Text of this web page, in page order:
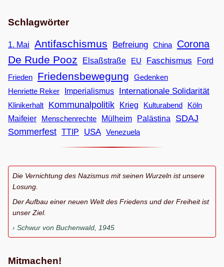
Schlagwörter
1. Mai Antifaschismus Befreiung China Corona
De Rude Pooz Elsaßstraße EU Faschismus
Ford
Frieden
Friedensbewegung
Gedenken
Henriette Reker
Imperialismus Internationale Solidarität
Klinikerhalt Kommunalpolitik Krieg Kulturabend
Köln
Maifeier
Menschenrechte Mülheim Palästina
SDAJ
Sommerfest TTIP USA Venezuela
Die Vernichtung des Nazismus mit seinen Wurzeln ist unsere
Losung.
Der Aufbau einer neuen Welt des Friedens und der Freiheit ist
unser Ziel.
Schwur von Buchenwald, 1945
Mitmachen!